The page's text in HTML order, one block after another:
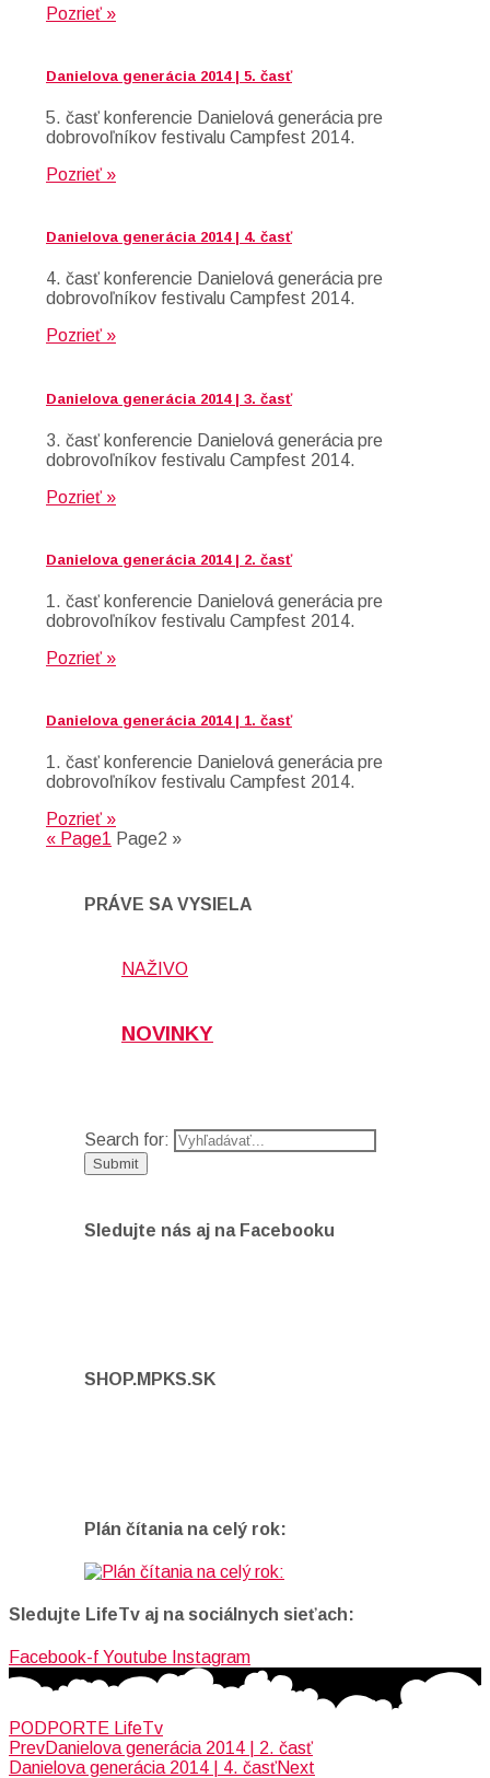
Pozrieť »
Danielova generácia 2014 | 5. časť
5. časť konferencie Danielová generácia pre
dobrovoľníkov festivalu Campfest 2014.
Pozrieť »
Danielova generácia 2014 | 4. časť
4. časť konferencie Danielová generácia pre
dobrovoľníkov festivalu Campfest 2014.
Pozrieť »
Danielova generácia 2014 | 3. časť
3. časť konferencie Danielová generácia pre
dobrovoľníkov festivalu Campfest 2014.
Pozrieť »
Danielova generácia 2014 | 2. časť
1. časť konferencie Danielová generácia pre
dobrovoľníkov festivalu Campfest 2014.
Pozrieť »
Danielova generácia 2014 | 1. časť
1. časť konferencie Danielová generácia pre
dobrovoľníkov festivalu Campfest 2014.
Pozrieť »
« Page1 Page2 »
PRÁVE SA VYSIELA
NAŽIVO
NOVINKY
Search for:
Sledujte nás aj na Facebooku
SHOP.MPKS.SK
Plán čítania na celý rok:
Sledujte LifeTv aj na sociálnych sieťach:
Facebook-f Youtube Instagram
PODPORTE LifeTv
PrevDanielova generácia 2014 | 2. časť
Danielova generácia 2014 | 4. časťNext